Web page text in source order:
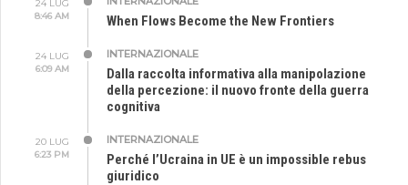
24 LUG
8:46 AM
When Flows Become the New Frontiers
24 LUG
6:09 AM
INTERNAZIONALE
Dalla raccolta informativa alla manipolazione
della percezione: il nuovo fronte della guerra
cognitiva
20 LUG
6:23 PM
INTERNAZIONALE
Perché l’Ucraina in UE è un impossible rebus
giuridico